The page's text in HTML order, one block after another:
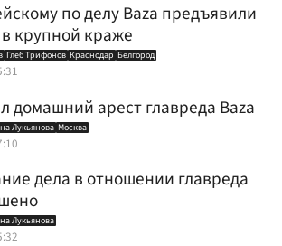
по делу Baza предъявили
крупной краже
Глеб Трифонов Краснодар Белгород
домашний арест главреда Baza
Лукьянова Москва
дела в отношении главреда
Лукьянова